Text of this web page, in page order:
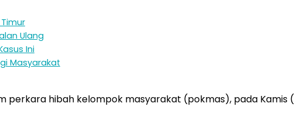
Ulang
Ini
Masyarakat
perkara hibah kelompok masyarakat (pokmas), pada Kamis